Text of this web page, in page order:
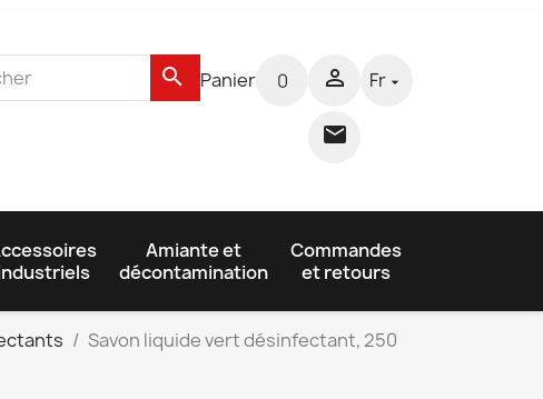
search Panier 0 

Fr 
Amiante et
décontamination
Commandes
et retours
Savon liquide vert désinfectant, 250